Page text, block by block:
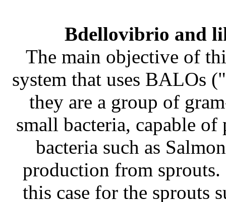
Bdellovibrio and
The main objective of
system that uses BALOs
they are a group of
small bacteria, capable
bacteria such as
production from
this case for the sprouts